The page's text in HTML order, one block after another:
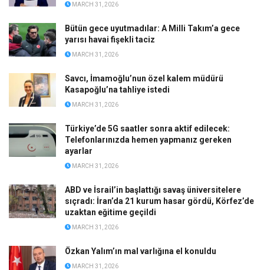
MARCH 31, 2026
Bütün gece uyutmadılar: A Milli Takım’a gece
yarısı havai fişekli taciz
MARCH 31, 2026
Savcı, İmamoğlu’nun özel kalem müdürü
Kasapoğlu’na tahliye istedi
MARCH 31, 2026
Türkiye’de 5G saatler sonra aktif edilecek:
Telefonlarınızda hemen yapmanız gereken
ayarlar
MARCH 31, 2026
ABD ve İsrail’in başlattığı savaş üniversitelere
sıçradı: İran’da 21 kurum hasar gördü, Körfez’de
uzaktan eğitime geçildi
MARCH 31, 2026
Özkan Yalım’ın mal varlığına el konuldu
MARCH 31, 2026